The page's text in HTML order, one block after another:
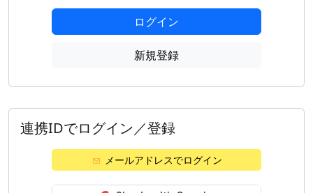
ログイン
新規登録
連携IDでログイン／登録
メールアドレスでログイン